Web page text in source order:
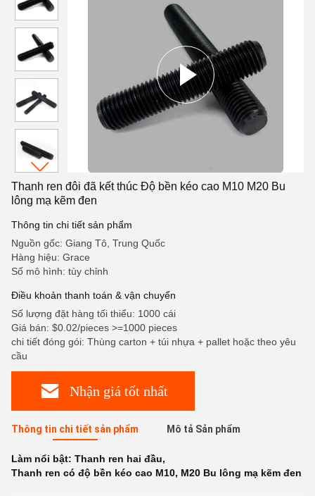
Thanh ren đôi đã kết thúc Độ bền kéo cao M10 M20 Bu
lông mạ kẽm đen
Thông tin chi tiết sản phẩm
Nguồn gốc: Giang Tô, Trung Quốc
Hàng hiệu: Grace
Số mô hình: tùy chỉnh
Điều khoản thanh toán & vận chuyển
Số lượng đặt hàng tối thiểu: 1000 cái
Giá bán: $0.02/pieces >=1000 pieces
chi tiết đóng gói: Thùng carton + túi nhựa + pallet hoặc theo yêu
cầu
Nhận giá tốt nhất
Thông tin chi tiết sản phẩm Mô tả Sản phẩm
Làm nổi bật: Thanh ren hai đầu,
Thanh ren có độ bền kéo cao M10, M20 Bu lông mạ kẽm đen